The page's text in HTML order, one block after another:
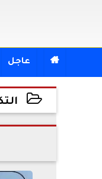
 عاجل
2026-06-03 12:05:37